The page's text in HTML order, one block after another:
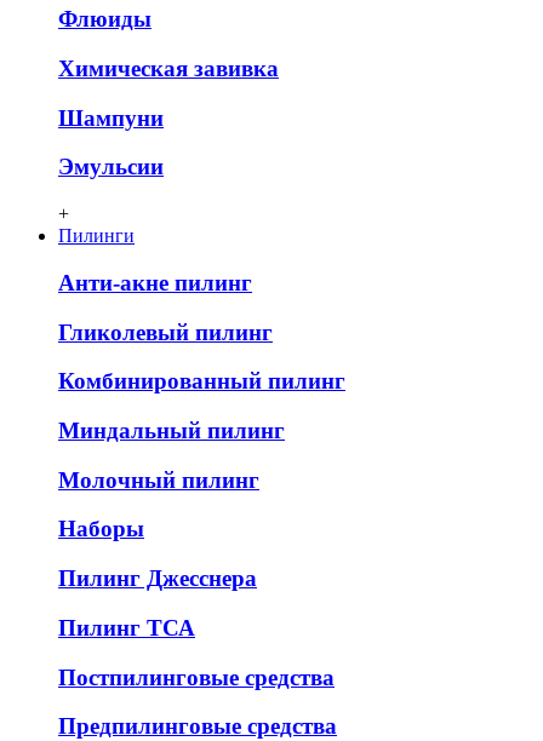
Флюиды
Химическая завивка
Шампуни
Эмульсии
+
Пилинги
Анти-акне пилинг
Гликолевый пилинг
Комбинированный пилинг
Миндальный пилинг
Молочный пилинг
Наборы
Пилинг Джесснера
Пилинг ТСА
Постпилинговые средства
Предпилинговые средства